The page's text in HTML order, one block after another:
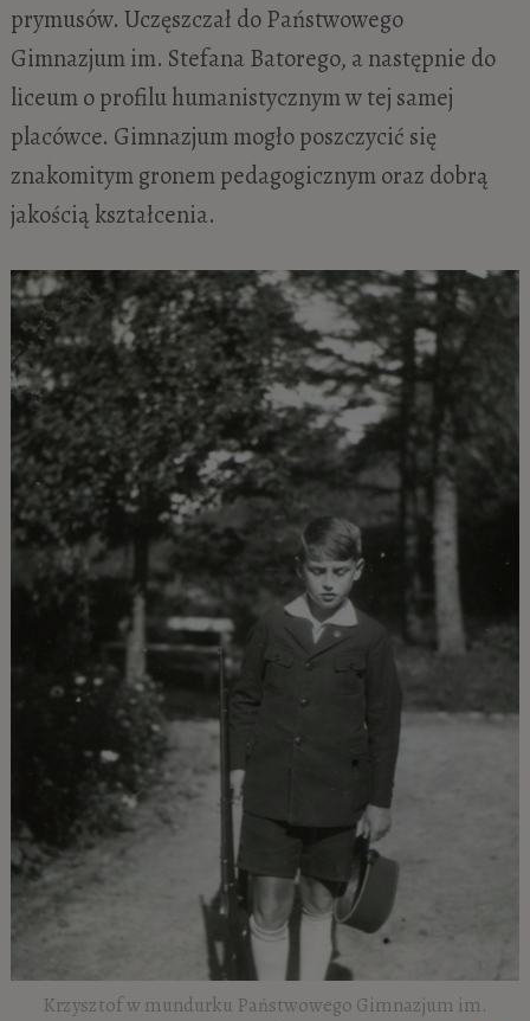
prymusów. Uczęszczał do Państwowego
Gimnazjum im. Stefana Batorego, a następnie do
liceum o profilu humanistycznym w tej samej
placówce. Gimnazjum mogło poszczycić się
znakomitym gronem pedagogicznym oraz dobrą
jakością kształcenia.
Krzysztof w mundurku Państwowego Gimnazjum im.